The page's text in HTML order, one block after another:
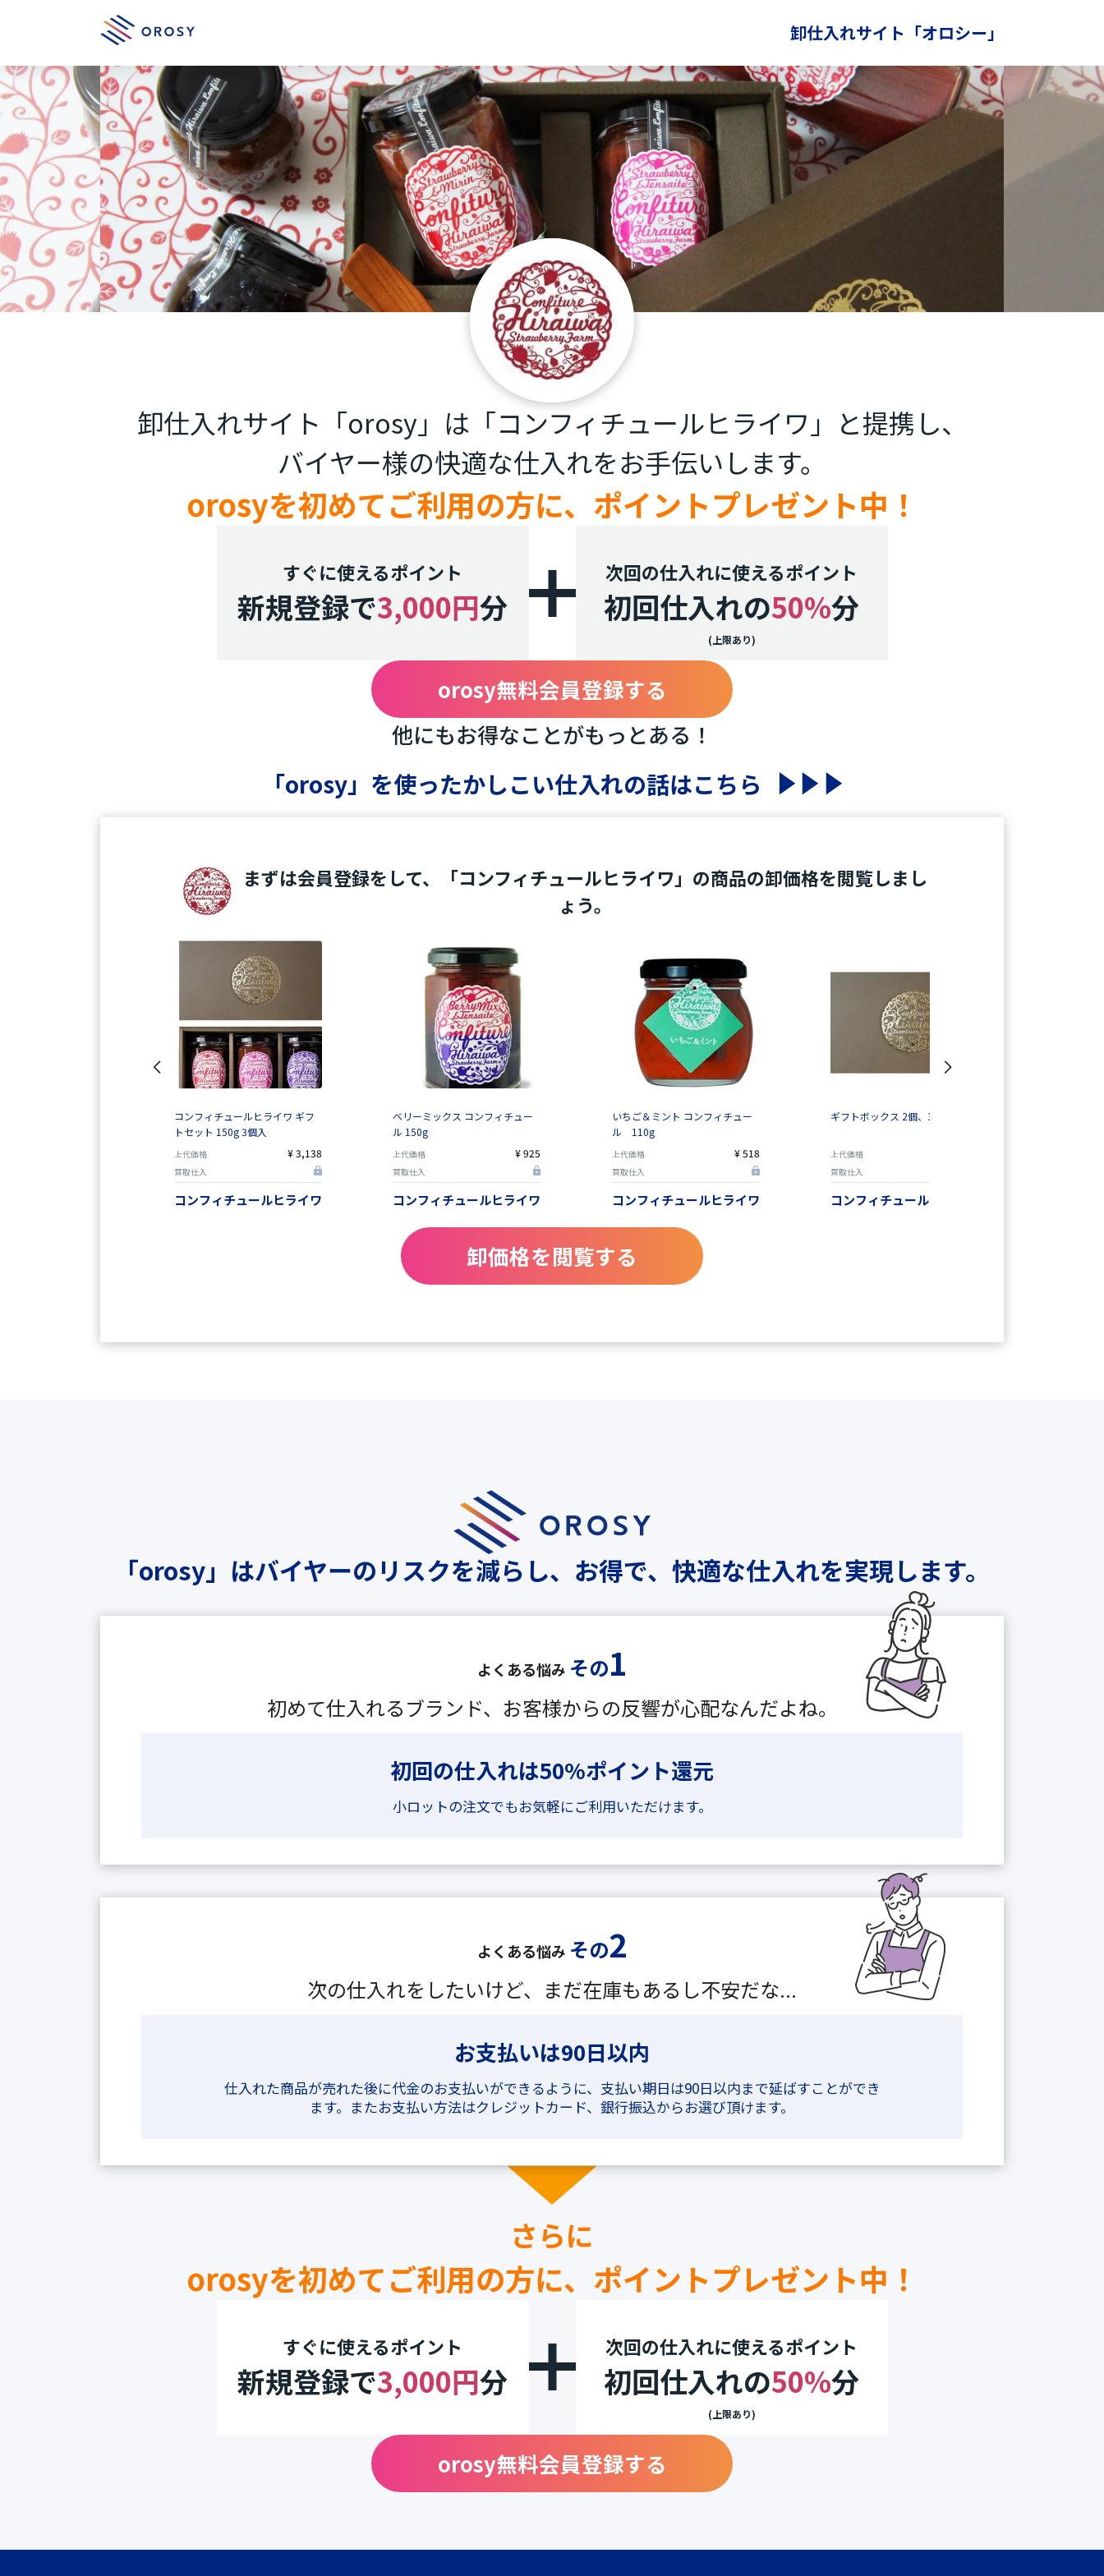
卸仕入れサイト「オロシー」
卸仕入れサイト「orosy」は 「コンフィチュールヒライワ」と提携し、
バイヤー様の快適な仕入れをお手伝いします。
orosyを初めてご利用の方に、 ポイントプレゼント中！
すぐに使えるポイント
新規登録で3,000円分
次回の仕入れに使えるポイント
初回仕入れの50%分
(上限あり)
orosy無料会員登録する
他にもお得なことがもっとある！
「orosy」を使ったかしこい仕入れの話はこちら
まずは会員登録をして、「コンフィチュールヒライワ」の商品の卸価格を閲覧しまし
ょう。
コンフィチュールヒライワ ギフ
トセット 150g 3個入
上代価格 ¥ 3,138
買取仕入
コンフィチュールヒライワ
ベリーミックス コンフィチュー
ル 150g
上代価格 ¥ 925
買取仕入
コンフィチュールヒライワ
いちご＆ミント コンフィチュー
ル 110g
上代価格 ¥ 518
買取仕入
コンフィチュールヒライワ
ギフトボックス 2個、3個入用
上代価格
買取仕入
コンフィチュールヒライワ
卸価格を閲覧する
「orosy」はバイヤーのリスクを減らし、 お得で、快適な仕入れを実現します。
よくある悩み その1
初めて仕入れるブランド、お客様からの反響が心配なんだよね。
初回の仕入れは50%ポイント還元
小ロットの注文でもお気軽にご利用いただけます。
よくある悩み その2
次の仕入れをしたいけど、まだ在庫もあるし不安だな...
お支払いは90日以内
仕入れた商品が売れた後に代金のお支払いができるように、支払い期日は90日以内まで延ばすことができ
ます。またお支払い方法はクレジットカード、銀行振込からお選び頂けます。
さらに
orosyを初めてご利用の方に、 ポイントプレゼント中！
すぐに使えるポイント
新規登録で3,000円分
次回の仕入れに使えるポイント
初回仕入れの50%分
(上限あり)
orosy無料会員登録する